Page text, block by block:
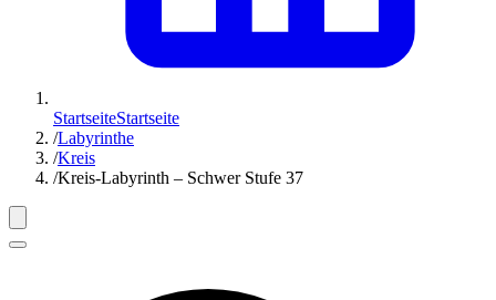
StartseiteStartseite
/Labyrinthe
/Kreis
/Kreis-Labyrinth – Schwer Stufe 37